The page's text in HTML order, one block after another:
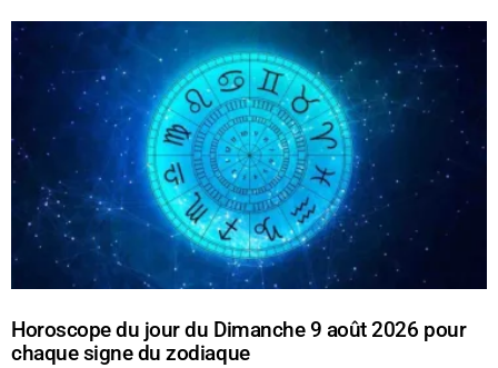
Horoscope du jour du Dimanche 9 août 2026 pour
chaque signe du zodiaque